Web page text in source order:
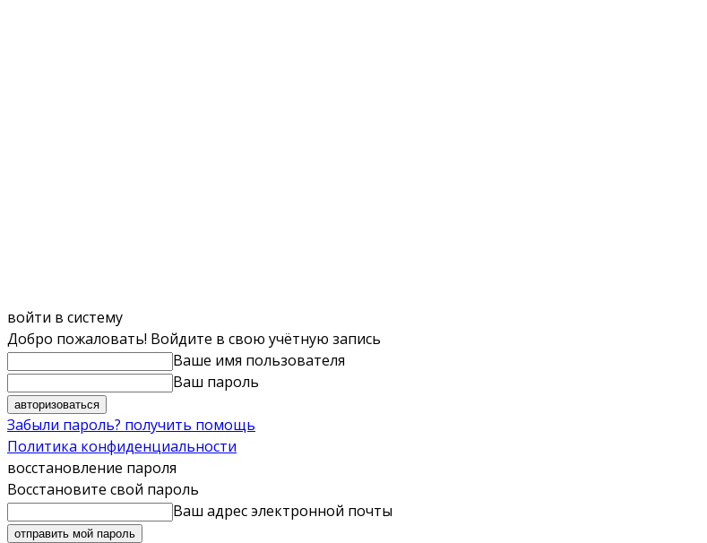
войти в систему
Добро пожаловать! Войдите в свою учётную запись
Ваше имя пользователя
Ваш пароль
Забыли пароль? получить помощь
Политика конфиденциальности
восстановление пароля
Восстановите свой пароль
Ваш адрес электронной почты